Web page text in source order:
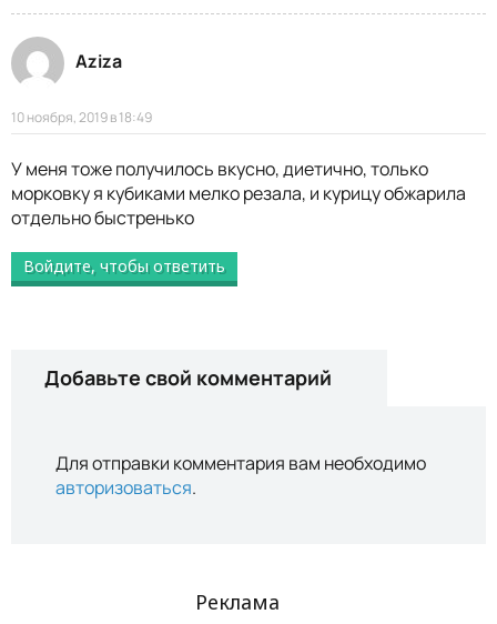
Aziza
10 ноября, 2019 в 18:49
У меня тоже получилось вкусно, диетично, только
морковку я кубиками мелко резала, и курицу обжарила
отдельно быстренько
Войдите, чтобы ответить
Добавьте свой комментарий
Для отправки комментария вам необходимо
авторизоваться.
Реклама